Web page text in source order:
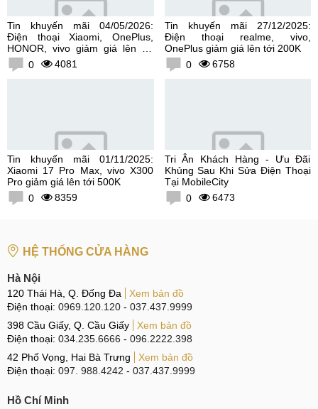
Tin khuyến mãi 04/05/2026:
Điện thoại Xiaomi, OnePlus,
HONOR, vivo giảm giá lên tới
300K0 4081
Tin khuyến mãi 27/12/2025:
Điện thoại realme, vivo,
OnePlus giảm giá lên tới 200K
0
6758
Tin khuyến mãi 01/11/2025:
Xiaomi 17 Pro Max, vivo X300
Pro giảm giá lên tới 500K
0
8359
Tri Ân Khách Hàng - Ưu Đãi
Khủng Sau Khi Sửa Điện Thoại
Tại MobileCity
0
6473
HỆ THỐNG CỬA HÀNG
Hà Nội
120 Thái Hà, Q. Đống Đa
Xem bản đồ
Điện thoại: 0969.120.120 - 037.437.9999
398 Cầu Giấy, Q. Cầu Giấy
Xem bản đồ
Điện thoại: 034.235.6666 - 096.2222.398
42 Phố Vọng, Hai Bà Trưng
Xem bản đồ
Điện thoại: 097. 988.4242 - 037.437.9999
Hồ Chí Minh